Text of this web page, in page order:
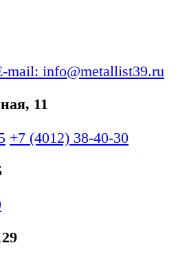
mail: info@metallist39.ru
11
+7 (4012) 38-40-30